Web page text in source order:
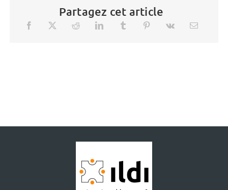
Partagez cet article